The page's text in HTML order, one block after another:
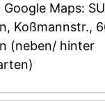
Google Maps:
Koßmannstr.,
(neben/ hinter